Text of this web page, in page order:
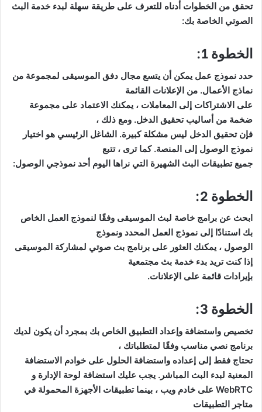
تحقق من الخطوات أدناه للتعرف على طريقة سهلة لبدء خدمة البث
الصوتي الخاصة بك:
الخطوة 1:
حدد نموذج عمل يمكن أن يتسع مجال دفق الموسيقى لمجموعة من
نماذج الأعمال. من الإعلانات القائمة
على الاشتراكات إلى المعاملات ، يمكنك الاعتماد على مجموعة
ضخمة من أساليب تحقيق الدخل. ومع ذلك ،
فإن تحقيق الدخل ليس مشكلة كبيرة. الشاغل الرئيسي هو اختيار
نموذج الوصول إلى المنصة. كما ترى ، تتبع
جميع تطبيقات البث الشهيرة التي نراها اليوم أحد نموذجي الوصول:
الخطوة 2:
ابحث عن برامج خاصة لبث الموسيقى وفقًا لنموذج العمل الخاص
بك استنادًا إلى نموذج العمل المحدد ونموذج
الوصول ، يمكنك العثور على برنامج بث صوتي لمشاركة الموسيقى
إذا كنت تريد بدء خدمة بث مجتمعية
بإيرادات قائمة على الإعلانات.
الخطوة 3:
تخصيص واستضافة وإعداد التطبيق الخاص بك بمجرد أن يكون لديك
برنامج نصي مناسب وفقًا لمتطلباتك ،
تحتاج فقط إلى إعداده واستضافة الحلول على خوادم الاستضافة
المعنية لبدء البث المباشر. يجب عليك استضافة لوحة الإدارة و
WebRTC على خادم ويب ، بينما تطبيقات الأجهزة المحمولة في
متاجر التطبيقات